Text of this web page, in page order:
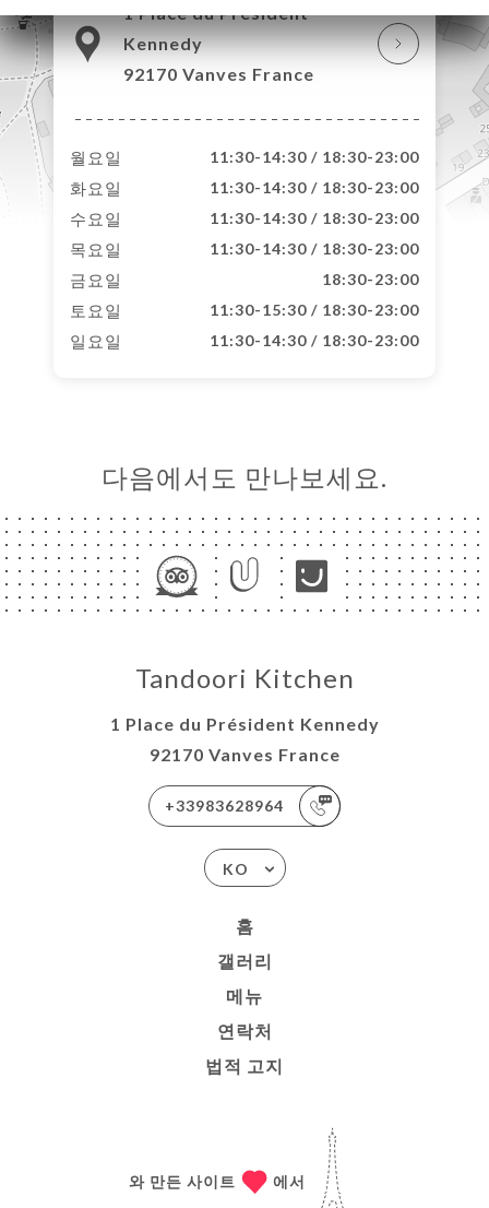
1 Place du Président
Kennedy
92170 Vanves France
월요일 11:30-14:30 / 18:30-23:00
화요일 11:30-14:30 / 18:30-23:00
수요일 11:30-14:30 / 18:30-23:00
목요일 11:30-14:30 / 18:30-23:00
금요일 18:30-23:00
토요일 11:30-15:30 / 18:30-23:00
일요일 11:30-14:30 / 18:30-23:00
다음에서도 만나보세요.
Tandoori Kitchen
1 Place du Président Kennedy
92170 Vanves France
+33983628964
KO
홈
갤러리
메뉴
연락처
법적 고지
와 만든 사이트 에서